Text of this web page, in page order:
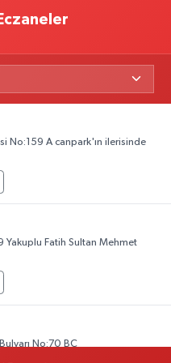
No:159 A canpark'ın ilerisinde
Yakuplu Fatih Sultan Mehmet
No:70 BC